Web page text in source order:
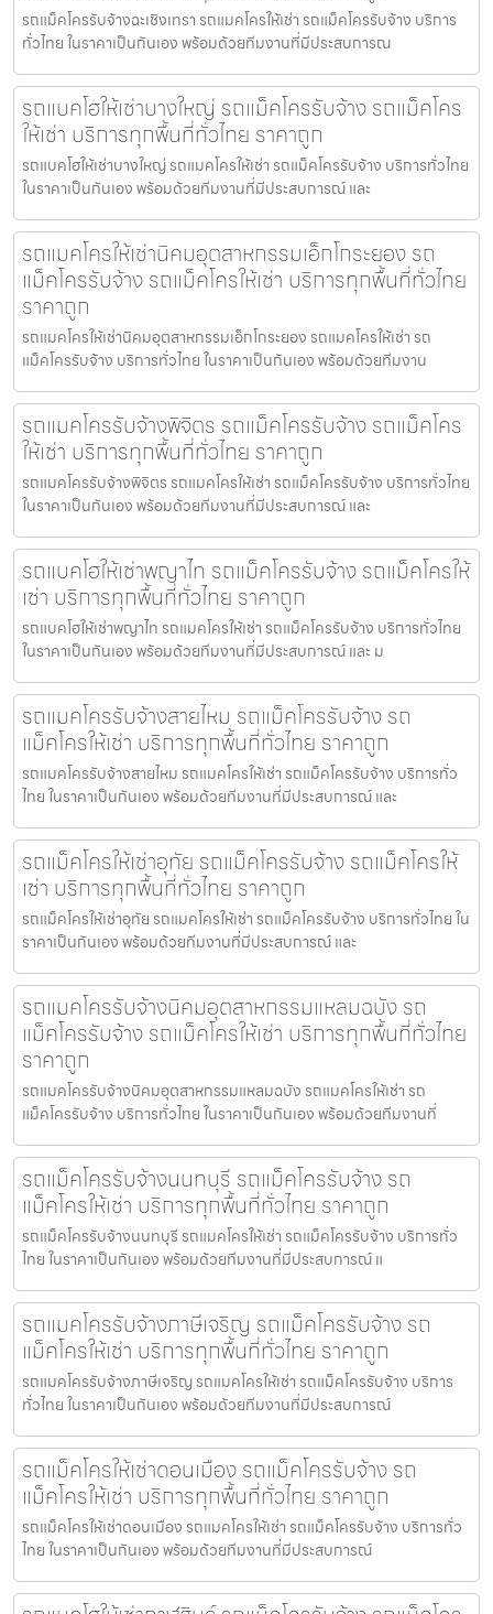
รถแม็คโครรับจ้างฉะเชิงเทรา รถแมคโครให้เช่า รถแม็คโครรับจ้าง บริการ
ทั่วไทย ในราคาเป็นกันเอง พร้อมด้วยทีมงานที่มีประสบการณ
รถแบคโฮให้เช่าบางใหญ่ รถแม็คโครรับจ้าง รถแม็คโคร
ให้เช่า บริการทุกพื้นที่ทั่วไทย ราคาถูก
รถแบคโฮให้เช่าบางใหญ่ รถแมคโครให้เช่า รถแม็คโครรับจ้าง บริการทั่วไทย
ในราคาเป็นกันเอง พร้อมด้วยทีมงานที่มีประสบการณ์ และ
รถแมคโครให้เช่านิคมอุตสาหกรรมเอ็กโกระยอง รถ
แม็คโครรับจ้าง รถแม็คโครให้เช่า บริการทุกพื้นที่ทั่วไทย
ราคาถูก
รถแมคโครให้เช่านิคมอุตสาหกรรมเอ็กโกระยอง รถแมคโครให้เช่า รถ
แม็คโครรับจ้าง บริการทั่วไทย ในราคาเป็นกันเอง พร้อมด้วยทีมงาน
รถแมคโครรับจ้างพิจิตร รถแม็คโครรับจ้าง รถแม็คโคร
ให้เช่า บริการทุกพื้นที่ทั่วไทย ราคาถูก
รถแมคโครรับจ้างพิจิตร รถแมคโครให้เช่า รถแม็คโครรับจ้าง บริการทั่วไทย
ในราคาเป็นกันเอง พร้อมด้วยทีมงานที่มีประสบการณ์ และ
รถแบคโฮให้เช่าพญาไท รถแม็คโครรับจ้าง รถแม็คโครให้
เช่า บริการทุกพื้นที่ทั่วไทย ราคาถูก
รถแบคโฮให้เช่าพญาไท รถแมคโครให้เช่า รถแม็คโครรับจ้าง บริการทั่วไทย
ในราคาเป็นกันเอง พร้อมด้วยทีมงานที่มีประสบการณ์ และ ม
รถแมคโครรับจ้างสายไหม รถแม็คโครรับจ้าง รถ
แม็คโครให้เช่า บริการทุกพื้นที่ทั่วไทย ราคาถูก
รถแมคโครรับจ้างสายไหม รถแมคโครให้เช่า รถแม็คโครรับจ้าง บริการทั่ว
ไทย ในราคาเป็นกันเอง พร้อมด้วยทีมงานที่มีประสบการณ์ และ
รถแม็คโครให้เช่าอุทัย รถแม็คโครรับจ้าง รถแม็คโครให้
เช่า บริการทุกพื้นที่ทั่วไทย ราคาถูก
รถแม็คโครให้เช่าอุทัย รถแมคโครให้เช่า รถแม็คโครรับจ้าง บริการทั่วไทย ใน
ราคาเป็นกันเอง พร้อมด้วยทีมงานที่มีประสบการณ์ และ
รถแมคโครรับจ้างนิคมอุตสาหกรรมแหลมฉบัง รถ
แม็คโครรับจ้าง รถแม็คโครให้เช่า บริการทุกพื้นที่ทั่วไทย
ราคาถูก
รถแมคโครรับจ้างนิคมอุตสาหกรรมแหลมฉบัง รถแมคโครให้เช่า รถ
แม็คโครรับจ้าง บริการทั่วไทย ในราคาเป็นกันเอง พร้อมด้วยทีมงานที่
รถแม็คโครรับจ้างนนทบุรี รถแม็คโครรับจ้าง รถ
แม็คโครให้เช่า บริการทุกพื้นที่ทั่วไทย ราคาถูก
รถแม็คโครรับจ้างนนทบุรี รถแมคโครให้เช่า รถแม็คโครรับจ้าง บริการทั่ว
ไทย ในราคาเป็นกันเอง พร้อมด้วยทีมงานที่มีประสบการณ์ แ
รถแมคโครรับจ้างภาษีเจริญ รถแม็คโครรับจ้าง รถ
แม็คโครให้เช่า บริการทุกพื้นที่ทั่วไทย ราคาถูก
รถแมคโครรับจ้างภาษีเจริญ รถแมคโครให้เช่า รถแม็คโครรับจ้าง บริการ
ทั่วไทย ในราคาเป็นกันเอง พร้อมด้วยทีมงานที่มีประสบการณ์
รถแม็คโครให้เช่าดอนเมือง รถแม็คโครรับจ้าง รถ
แม็คโครให้เช่า บริการทุกพื้นที่ทั่วไทย ราคาถูก
รถแม็คโครให้เช่าดอนเมือง รถแมคโครให้เช่า รถแม็คโครรับจ้าง บริการทั่ว
ไทย ในราคาเป็นกันเอง พร้อมด้วยทีมงานที่มีประสบการณ์